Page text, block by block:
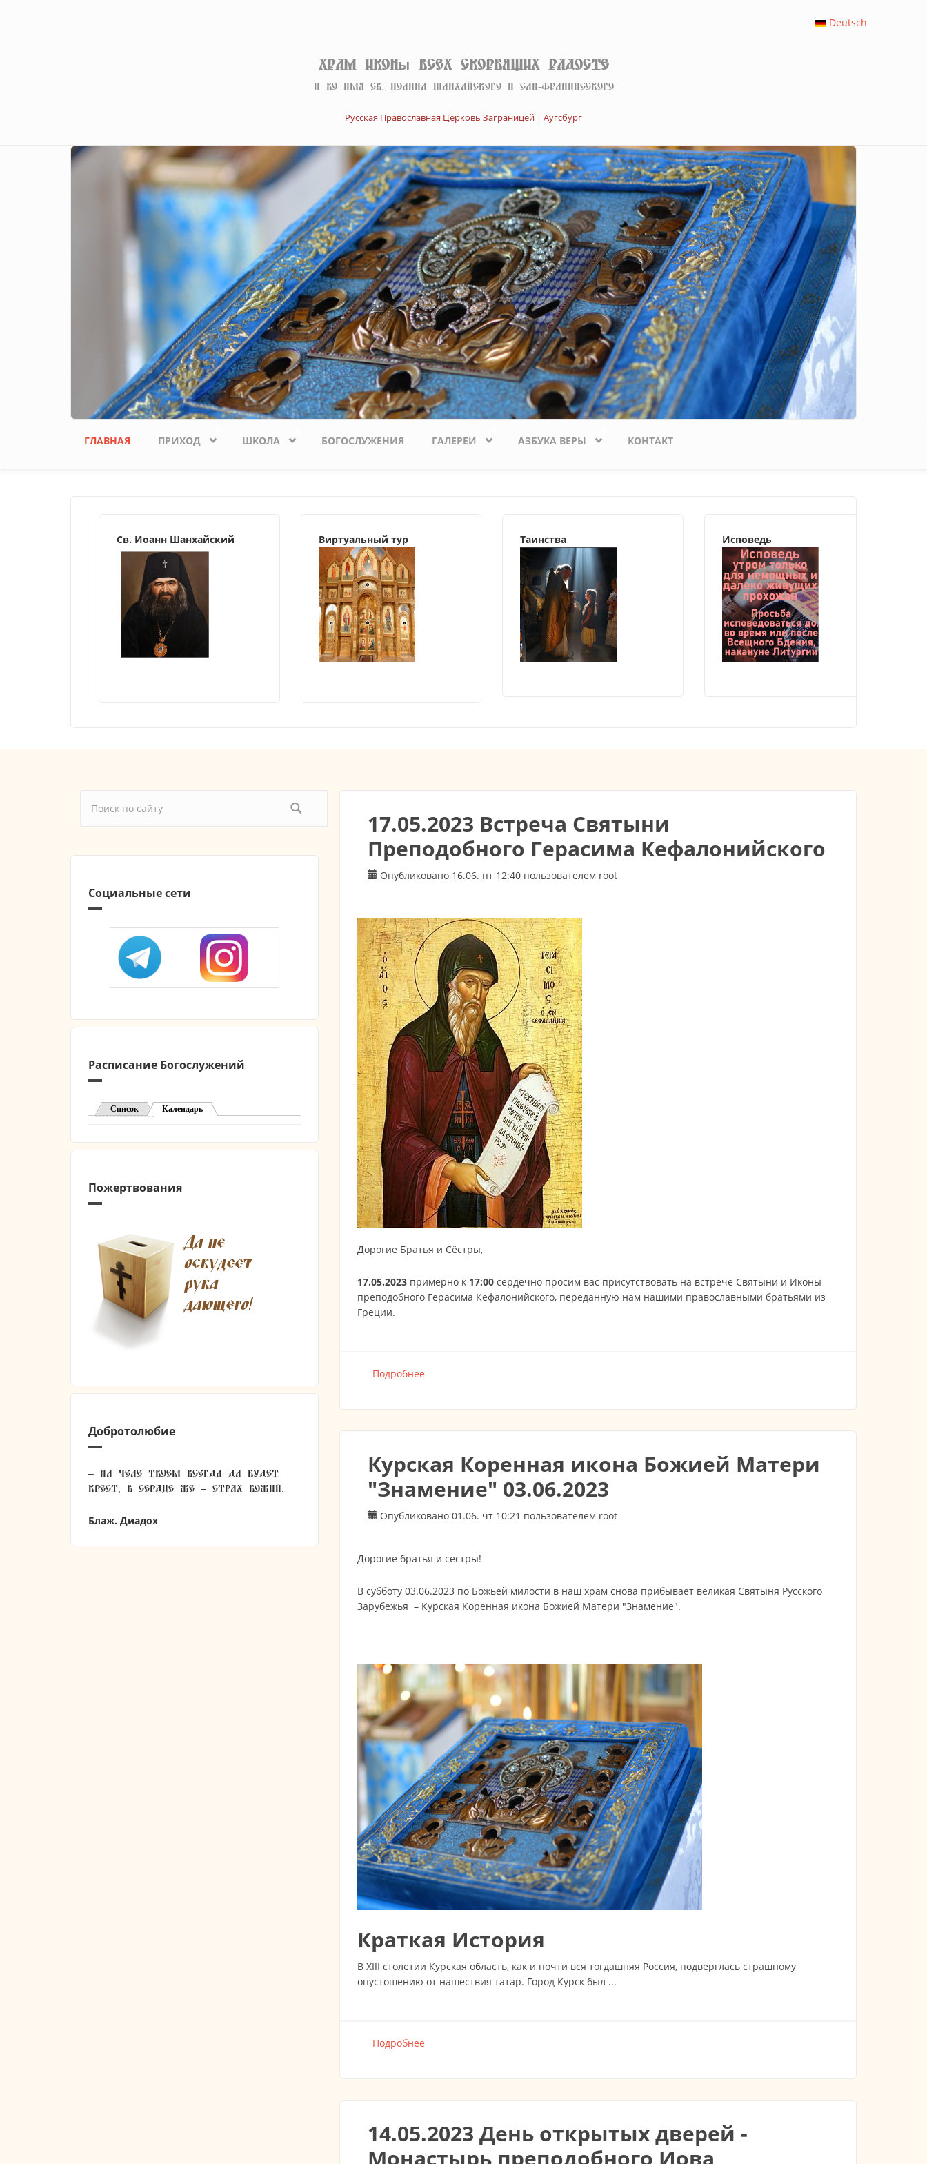
Deutsch
Храм иконы Всех скорбящих Радосте
И во имя св. Иоанна Шанхайского и Сан-Францисского
Русская Православная Церковь Заграницей | Аугсбург
ГЛАВНАЯ ПРИХОД ШКОЛА БОГОСЛУЖЕНИЯ ГАЛЕРЕИ АЗБУКА ВЕРЫ КОНТАКТ
Св. Иоанн Шанхайский Виртуальный тур Таинства Исповедь
Форма поиска
Социальные сети
Расписание Богослужений
Список Календарь (активная вкладка)
Пожертвования
Добротолюбие
– На челе твоем всегда да будет
крест, в сердце же – страх Божий.
Блаж. Диадох
17.05.2023 Встреча Святыни
Преподобного Герасима Кефалонийского
Опубликовано 16.06. пт 12:40 пользователем root
Дорогие Братья и Сёстры,
17.05.2023 примерно к 17:00 сердечно просим вас присутствовать на встрече Святыни и Иконы
преподобного Герасима Кефалонийского, переданную нам нашими православными братьями из
Греции.
Подробнее
Курская Коренная икона Божией Матери
"Знамение" 03.06.2023
Опубликовано 01.06. чт 10:21 пользователем root
Дорогие братья и сестры!
В субботу 03.06.2023 по Божьей милости в наш храм снова прибывает великая Святыня Русского
Зарубежья – Курская Коренная икона Божией Матери "Знамение".
Краткая История
В XIII столетии Курская область, как и почти вся тогдашняя Россия, подверглась страшному
опустошению от нашествия татар. Город Курск был ...
Подробнее
14.05.2023 День открытых дверей -
Монастырь преподобного Иова